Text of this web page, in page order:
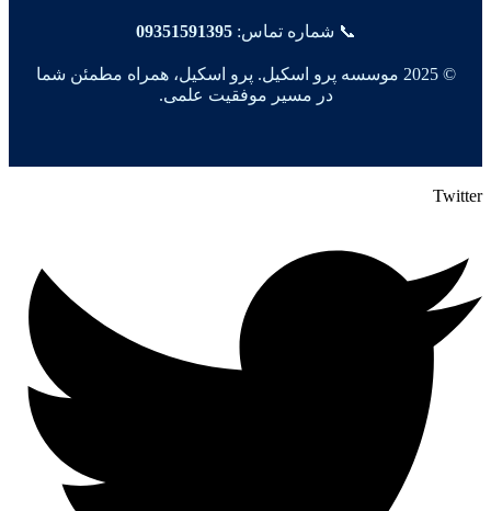
📞 شماره تماس:09351591395
© 2025 موسسه پرو اسکیل. پرو اسکیل، همراه مطمئن شما
در مسیر موفقیت علمی.
Twitter